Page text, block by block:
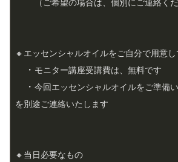
（ご希望の場合は、個別にご連絡くだ
🔸エッセンシャルオイルをご自分で用意
・ モニター講座受講費は、無料です
・ 今回エッセンシャルオイルをご準備
を別途ご連絡いたします
🔸当日必要なもの